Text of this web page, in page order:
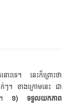
ោះទេ។ នេះក៏ព្រោះថា
ក់ៗ។ ខាងក្រោមនេះ ជា
។ ១) ទទួលយកភាព